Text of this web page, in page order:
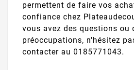
permettent de faire vos
confiance chez
vous avez des questions ou
préoccupations, n'hésitez
contacter au 0185771043.